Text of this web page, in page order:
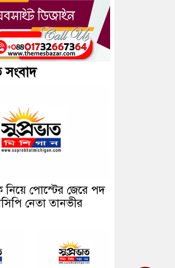
নিয়ে পোস্টের জেরে পদ
নেতা তানভীর